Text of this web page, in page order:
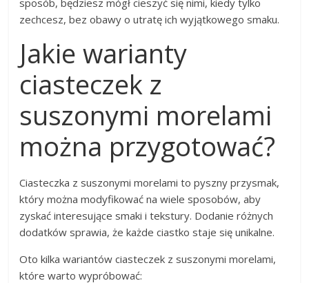
zechcesz, bez obawy o utratę ich wyjątkowego smaku.
Jakie warianty
ciasteczek z
suszonymi morelami
można przygotować?
Ciasteczka z suszonymi morelami to pyszny przysmak,
który można modyfikować na wiele sposobów, aby
zyskać interesujące smaki i tekstury. Dodanie różnych
dodatków sprawia, że każde ciastko staje się unikalne.
Oto kilka wariantów ciasteczek z suszonymi morelami,
które warto wypróbować: